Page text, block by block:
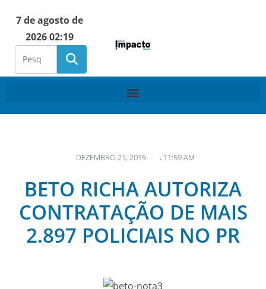
7 de agosto de
2026 02:19
DEZEMBRO 21, 2015 , 11:59 AM
BETO RICHA AUTORIZA
CONTRATAÇÃO DE MAIS
2.897 POLICIAIS NO PR